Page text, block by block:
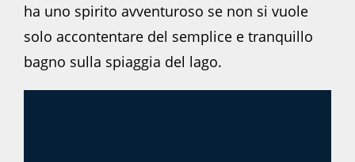
ha uno spirito avventuroso se non si vuole
solo accontentare del semplice e tranquillo
bagno sulla spiaggia del lago.